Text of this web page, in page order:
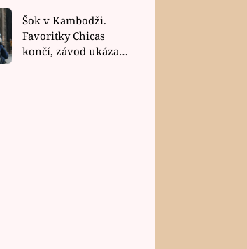
závodu nůž na krku
Šok v Kambodži.
Favoritky Chicas
končí, závod ukázal